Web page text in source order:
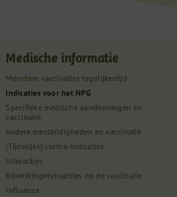
Medische informatie
Meerdere vaccinaties tegelijkertijd
Indicaties voor het NPG
Specifieke medische aandoeningen en
vaccinatie
Andere omstandigheden en vaccinatie
(Tijdelijke) contra-indicaties
Interacties
Bijwerkingen/reacties op de vaccinatie
Influenza